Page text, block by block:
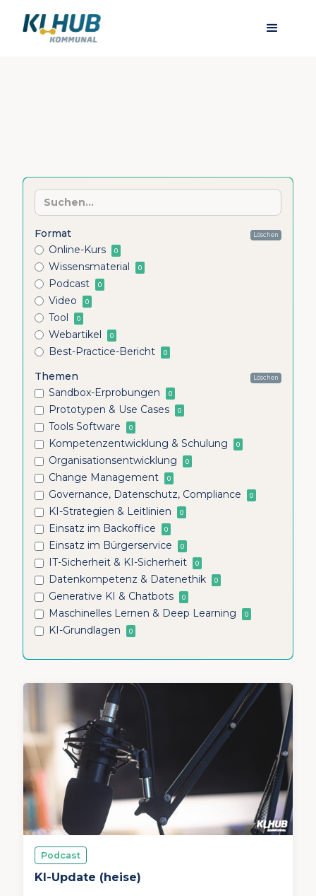
Format Löschen
Online-Kurs 0
Wissensmaterial 0
Podcast 0
Video 0
Tool 0
Webartikel 0
Best-Practice-Bericht 0
Themen Löschen
Sandbox-Erprobungen 0
Prototypen & Use Cases 0
Tools Software 0
Kompetenzentwicklung & Schulung 0
Organisationsentwicklung 0
Change Management 0
Governance, Datenschutz, Compliance 0
KI-Strategien & Leitlinien 0
Einsatz im Backoffice 0
Einsatz im Bürgerservice 0
IT-Sicherheit & KI-Sicherheit 0
Datenkompetenz & Datenethik 0
Generative KI & Chatbots 0
Maschinelles Lernen & Deep Learning 0
KI-Grundlagen 0
Podcast
KI-Update (heise)